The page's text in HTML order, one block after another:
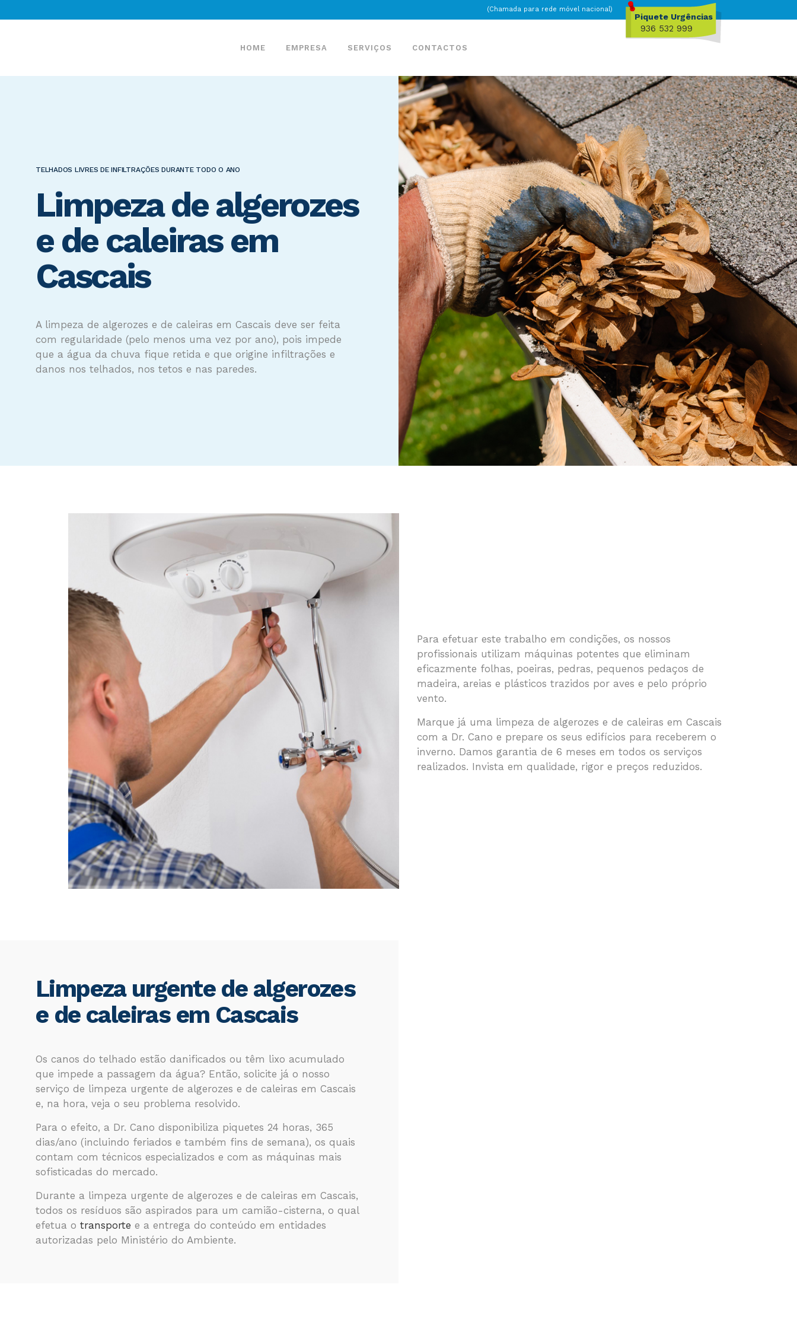
(Chamada para rede móvel nacional)
Piquete Urgências
936 532 999
HOME EMPRESA SERVIÇOS CONTACTOS
TELHADOS LIVRES DE INFILTRAÇÕES DURANTE TODO O ANO
Limpeza de algerozes
e de caleiras em
Cascais
A limpeza de algerozes e de caleiras em Cascais deve ser feita
com regularidade (pelo menos uma vez por ano), pois impede
que a água da chuva fique retida e que origine infiltrações e
danos nos telhados, nos tetos e nas paredes.
Para efetuar este trabalho em condições, os nossos
profissionais utilizam máquinas potentes que eliminam
eficazmente folhas, poeiras, pedras, pequenos pedaços de
madeira, areias e plásticos trazidos por aves e pelo próprio
vento.
Marque já uma limpeza de algerozes e de caleiras em Cascais
com a Dr. Cano e prepare os seus edifícios para receberem o
inverno. Damos garantia de 6 meses em todos os serviços
realizados. Invista em qualidade, rigor e preços reduzidos.
Limpeza urgente de algerozes
e de caleiras em Cascais
Os canos do telhado estão danificados ou têm lixo acumulado
que impede a passagem da água? Então, solicite já o nosso
serviço de limpeza urgente de algerozes e de caleiras em Cascais
e, na hora, veja o seu problema resolvido.
Para o efeito, a Dr. Cano disponibiliza piquetes 24 horas, 365
dias/ano (incluindo feriados e também fins de semana), os quais
contam com técnicos especializados e com as máquinas mais
sofisticadas do mercado.
Durante a limpeza urgente de algerozes e de caleiras em Cascais,
todos os resíduos são aspirados para um camião-cisterna, o qual
efetua o transporte e a entrega do conteúdo em entidades
autorizadas pelo Ministério do Ambiente.